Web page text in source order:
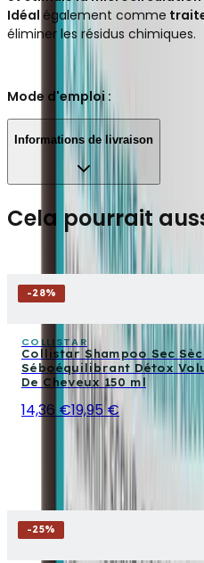
Idéal également comme
éliminer les résidus chimiques.
Mode d'emploi :
Informations de livraison
Cela pourrait
-28%
COLLISTAR
Collistar Shampoo Sec
Séboéquilibrant Détox
De Cheveux 150 ml
14,36 €19,95 €
-25%